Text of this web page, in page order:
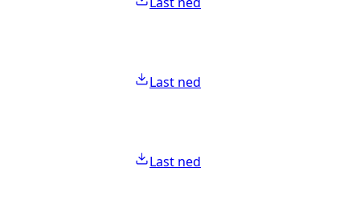
Last ned
Last ned